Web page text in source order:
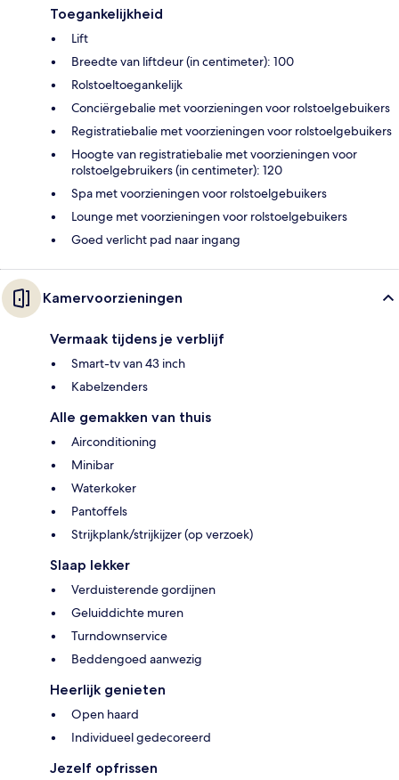
Toegankelijkheid
Lift
Breedte van liftdeur (in centimeter): 100
Rolstoeltoegankelijk
Conciërgebalie met voorzieningen voor rolstoelgebuikers
Registratiebalie met voorzieningen voor rolstoelgebuikers
Hoogte van registratiebalie met voorzieningen voor
rolstoelgebruikers (in centimeter): 120
Spa met voorzieningen voor rolstoelgebuikers
Lounge met voorzieningen voor rolstoelgebuikers
Goed verlicht pad naar ingang
Kamervoorzieningen
Vermaak tijdens je verblijf
Smart-tv van 43 inch
Kabelzenders
Alle gemakken van thuis
Airconditioning
Minibar
Waterkoker
Pantoffels
Strijkplank/strijkijzer (op verzoek)
Slaap lekker
Verduisterende gordijnen
Geluiddichte muren
Turndownservice
Beddengoed aanwezig
Heerlijk genieten
Open haard
Individueel gedecoreerd
Jezelf opfrissen